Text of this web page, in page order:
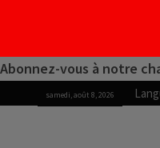
Abonnez-vous à notre
samedi, août 8, 2026